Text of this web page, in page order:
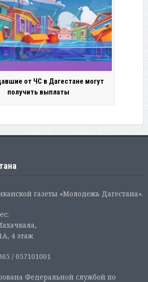
от ЧС в Дагестане могут
получить выплаты
газеты «Молодежь Дагестана».
4 этаж
/ 057101001
Федеральной службой по